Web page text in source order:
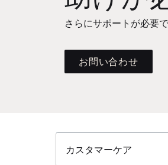
さらにサポートが必要
お問い合わせ
カスタマーケア